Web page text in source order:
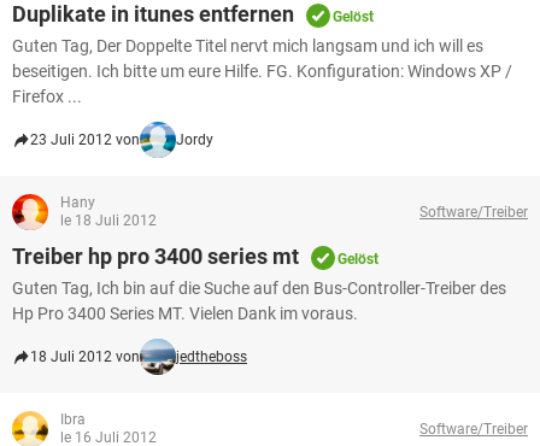
Duplikate in itunes entfernen Gelöst
Guten Tag, Der Doppelte Titel nervt mich langsam und ich will es
beseitigen. Ich bitte um eure Hilfe. FG. Konfiguration: Windows XP /
Firefox ...
23 Juli 2012 von Jordy
Hany
le 18 Juli 2012
Software/Treiber
Treiber hp pro 3400 series mt Gelöst
Guten Tag, Ich bin auf die Suche auf den Bus-Controller-Treiber des
Hp Pro 3400 Series MT. Vielen Dank im voraus.
18 Juli 2012 von jedtheboss
Ibra
le 16 Juli 2012
Software/Treiber